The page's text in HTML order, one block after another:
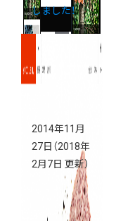
しました！
2014年11月
27日 （2018年
2月7日 更新）